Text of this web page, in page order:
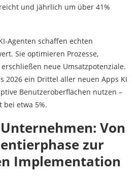
und jährlich um über 41%
Agenten schaffen echten
Sie optimieren Prozesse,
neue Umsatzpotenziale.
2026 ein Drittel aller neuen Apps KI
Benutzeroberflächen nutzen –
bei etwa 5%.
Von
zur
Implementation